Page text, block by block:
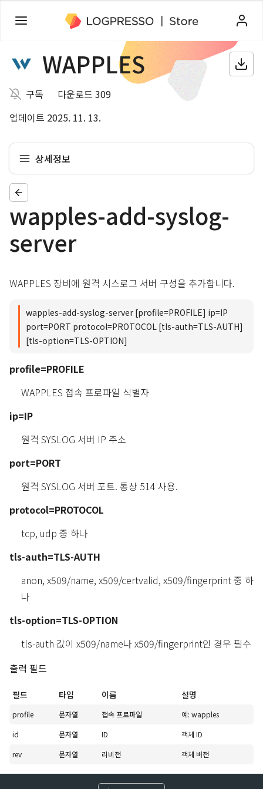
WAPPLES
구독
다운로드 309
업데이트 2025. 11. 13.
상세정보
wapples-add-syslog-
server
WAPPLES 장비에 원격 시스로그 서버 구성을 추가합니다.
wapples-add-syslog-server [profile=PROFILE] ip=IP
port=PORT protocol=PROTOCOL [tls-auth=TLS-AUTH]
[tls-option=TLS-OPTION]
profile=PROFILE
WAPPLES 접속 프로파일 식별자
ip=IP
원격 SYSLOG 서버 IP 주소
port=PORT
원격 SYSLOG 서버 포트. 통상 514 사용.
protocol=PROTOCOL
tcp, udp 중 하나
tls-auth=TLS-AUTH
anon, x509/name, x509/certvalid, x509/fingerprint 중 하
나
tls-option=TLS-OPTION
tls-auth 값이 x509/name나 x509/fingerprint인 경우 필수
출력 필드
필드 타입 이름 설명
profile 문자열 접속 프로파일
예: wapples
id
문자열 ID
객체 ID
rev
문자열 리비전 객체 버전